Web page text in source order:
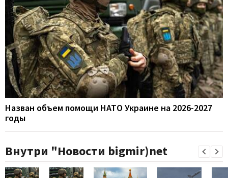
Назван объем помощи НАТО Украине на 2026-2027
годы
Внутри "Новости bigmir)net